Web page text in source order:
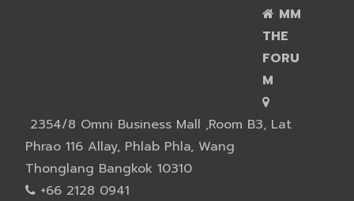
MM
THE
FORU
M
2354/8 Omni Business Mall ,Room B3, Lat
Phrao 116 Allay, Phlab Phla, Wang
Thonglang Bangkok 10310
+66 2128 0941